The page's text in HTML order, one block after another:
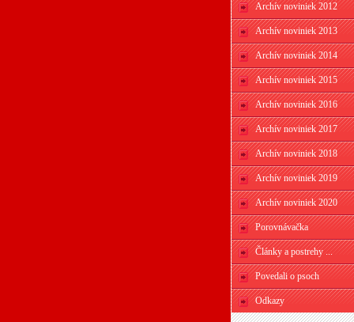
Archív noviniek 2012
Archív noviniek 2013
Archív noviniek 2014
Archív noviniek 2015
Archív noviniek 2016
Archív noviniek 2017
Archív noviniek 2018
Archív noviniek 2019
Archív noviniek 2020
Porovnávačka
Články a postrehy ...
Povedali o psoch
Odkazy